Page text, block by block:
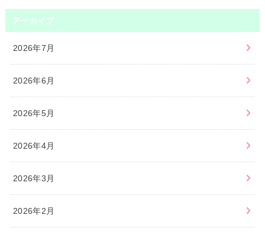
アーカイブ
2026年7月
2026年6月
2026年5月
2026年4月
2026年3月
2026年2月